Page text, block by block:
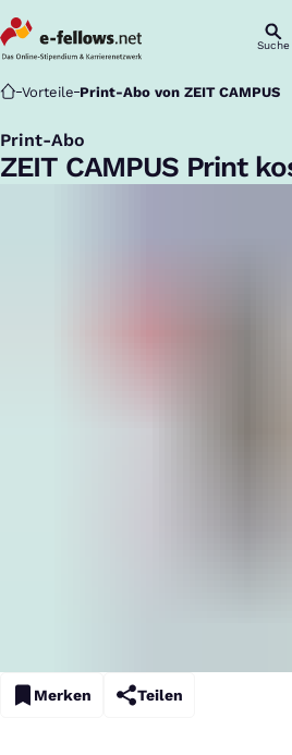
Suche
Startseite
Vorteile Print-Abo von ZEIT CAMPUS
Print-Abo
:
ZEIT CAMPUS Print
Merken Teilen